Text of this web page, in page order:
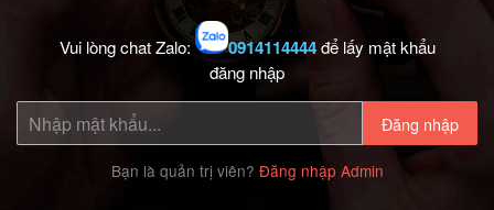
Vui lòng chat Zalo: 0914114444để lấy mật khẩu
đăng nhập
Đăng nhập
Bạn là quản trị viên? Đăng nhập Admin